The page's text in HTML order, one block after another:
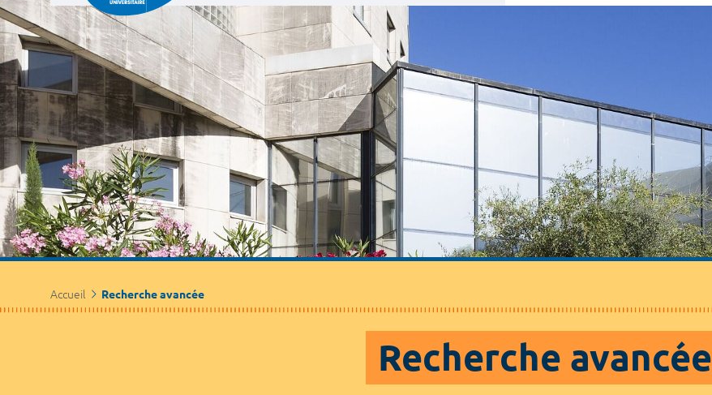
Accueil Recherche avancée
Recherche avancée